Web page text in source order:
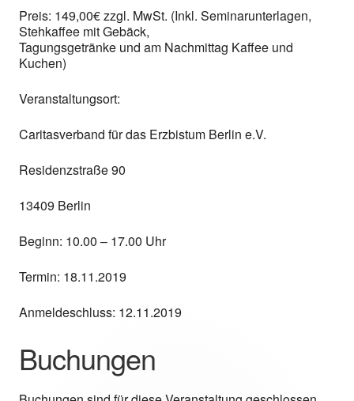
Preis: 149,00€ zzgl. MwSt. (Inkl. Seminarunterlagen,
Stehkaffee mit Gebäck,
Tagungsgetränke und am Nachmittag Kaffee und
Kuchen)
Veranstaltungsort:
Caritasverband für das Erzbistum Berlin e.V.
Residenzstraße 90
13409 Berlin
Beginn: 10.00 – 17.00 Uhr
Termin: 18.11.2019
Anmeldeschluss: 12.11.2019
Buchungen